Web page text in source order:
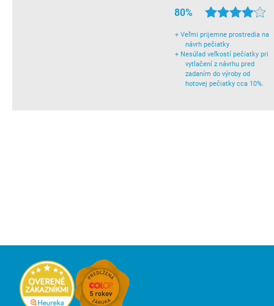
80%
+ Veľmi prijemne prostredia na
návrh pečiatky
+ Nesúlad veľkostí pečiatky pri
vytlačení z návrhu pred
zadaním do výroby od
hotovej pečiatky cca 10%.